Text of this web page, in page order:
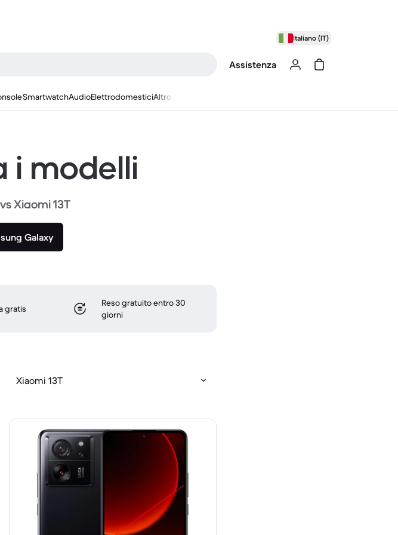
Italiano (IT)
Assistenza
SmartwatchAudioElettrodomesticiAltro
i modelli
Xiaomi 13T
Galaxy
gratis
Reso gratuito entro 30
giorni
Xiaomi 13T